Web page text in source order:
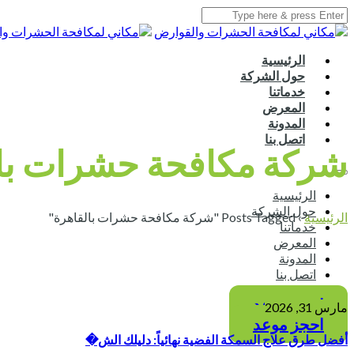
الرئيسية
حول الشركة
خدماتنا
المعرض
المدونة
اتصل بنا
الرئيسية
حول الشركة
خدماتنا
المعرض
المدونة
اتصل بنا
احجز موعد
احجز موعد
شركة مكافحة حشرات
الرئيسية›Posts Tagged "شركة مكافحة حشرات بالقاهرة"
مارس 31, 2026
أفضل طرق علاج السمكة الفضية نهائياً: دليلك الش�